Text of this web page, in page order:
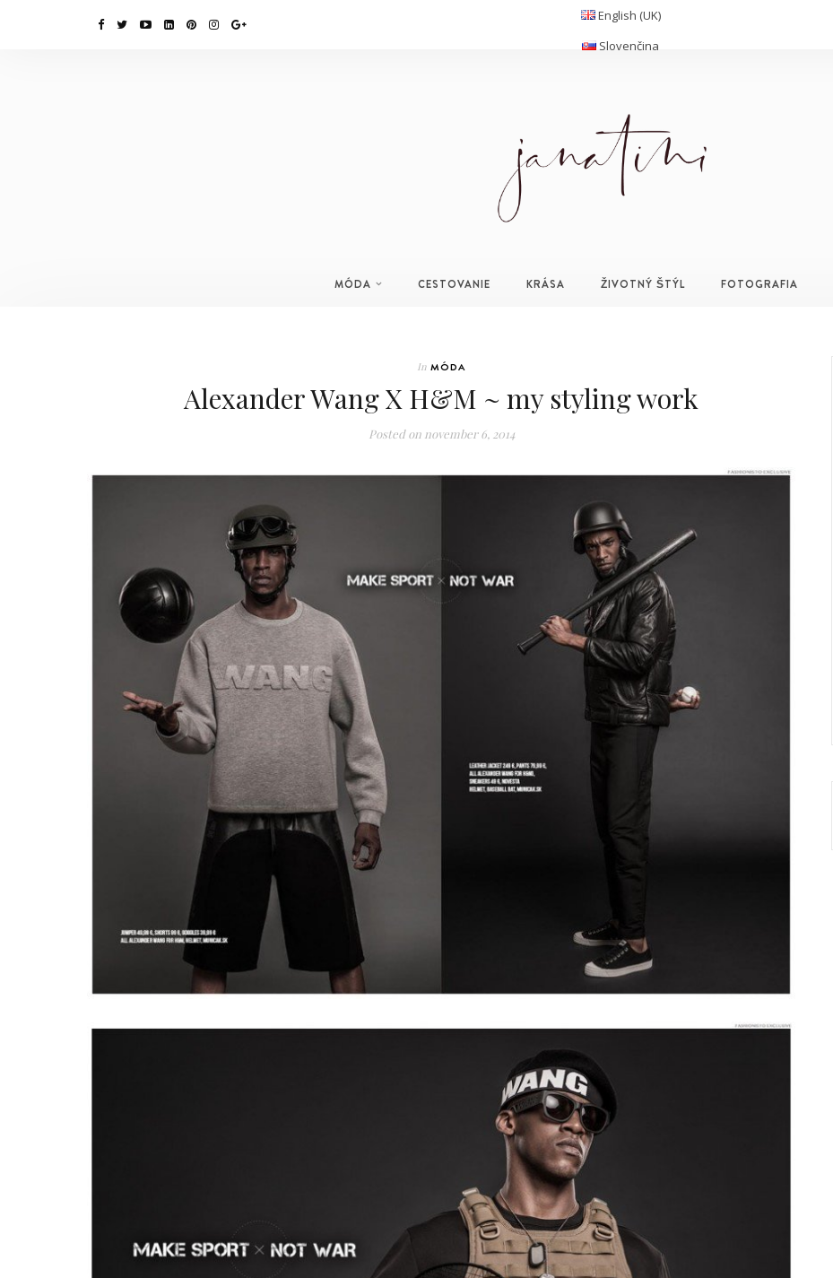
English (UK)
Slovenčina
MÓDA CESTOVANIE KRÁSA ŽIVOTNÝ ŠTÝL FOTOGRAFIA
In MÓDA
Alexander Wang X H&M ~ my styling work
Posted onnovember 6, 2014